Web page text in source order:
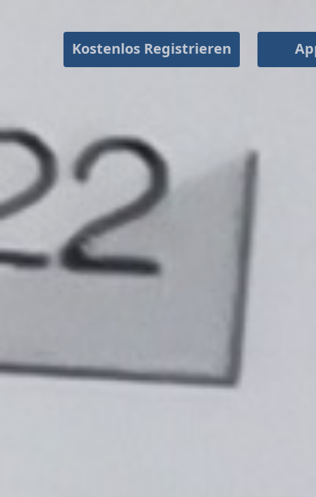
Kostenlos Registrieren